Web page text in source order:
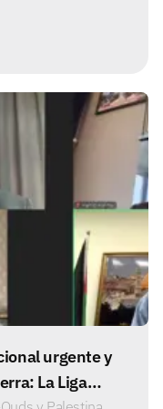
urgente y
La Liga